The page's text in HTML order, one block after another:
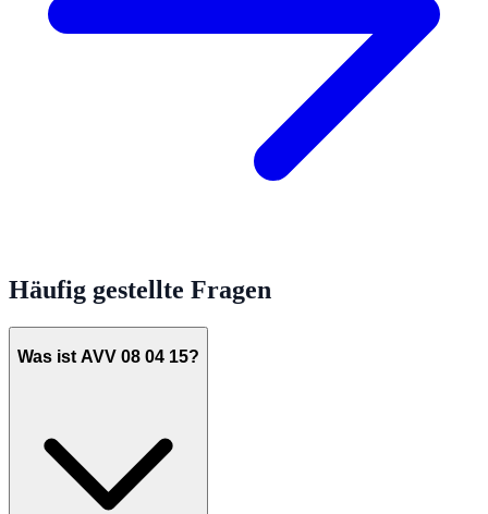
Häufig gestellte Fragen
Was ist AVV 08 04 15?